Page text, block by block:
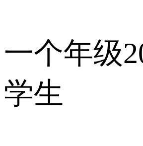
一个年级
学生